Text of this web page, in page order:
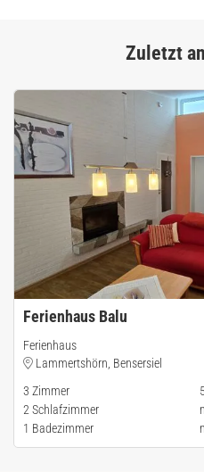
Zuletzt
Ferienhaus Balu
Ferienhaus
Lammertshörn, Bensersiel
3 Zimmer
2 Schlafzimmer
1 Badezimmer